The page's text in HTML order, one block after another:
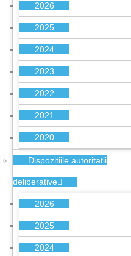
2026
2025
2024
2023
2022
2021
2020
Dispozitiile autoritatii
deliberative
2026
2025
2024